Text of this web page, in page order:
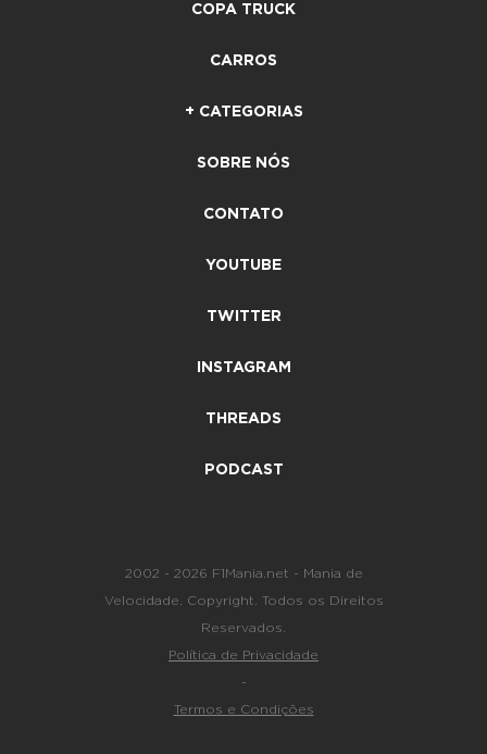
COPA TRUCK
CARROS
+ CATEGORIAS
SOBRE NÓS
CONTATO
YOUTUBE
TWITTER
INSTAGRAM
THREADS
PODCAST
2002 - 2026 F1Mania.net - Mania de
Velocidade. Copyright. Todos os Direitos
Reservados.
Política de Privacidade
-
Termos e Condições